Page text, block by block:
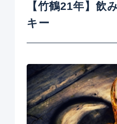
【竹鶴21年】飲
キー